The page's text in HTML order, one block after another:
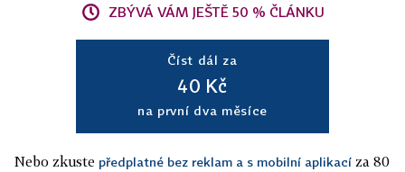
ZBÝVÁ VÁM JEŠTĚ 50 % ČLÁNKU
Číst dál za
40 Kč
na první dva měsíce
Nebo zkuste předplatné bez reklam a s mobilní aplikací za 80